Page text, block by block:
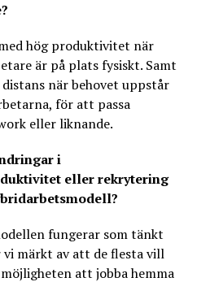
hög produktivitet när
är på plats fysiskt. Samt
när behovet uppstår
för att passa
eller liknande.
i
eller rekrytering
fungerar som tänkt
märkt av att de flesta vill
att jobba hemma